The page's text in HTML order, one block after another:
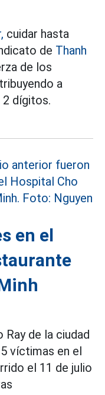
cuidar hasta
de Thanh
de los
a
dígitos.
en el
Ray de la ciudad
víctimas en el
el 11 de julio